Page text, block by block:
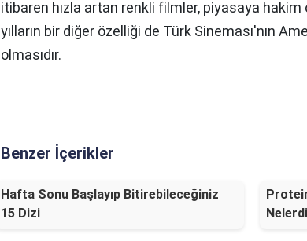
itibaren hızla artan renkli filmler, piyasaya hakim
yılların bir diğer özelliği de Türk Sineması'nın
olmasıdır.
Benzer İçerikler
Hafta Sonu Başlayıp Bitirebileceğiniz
15 Dizi